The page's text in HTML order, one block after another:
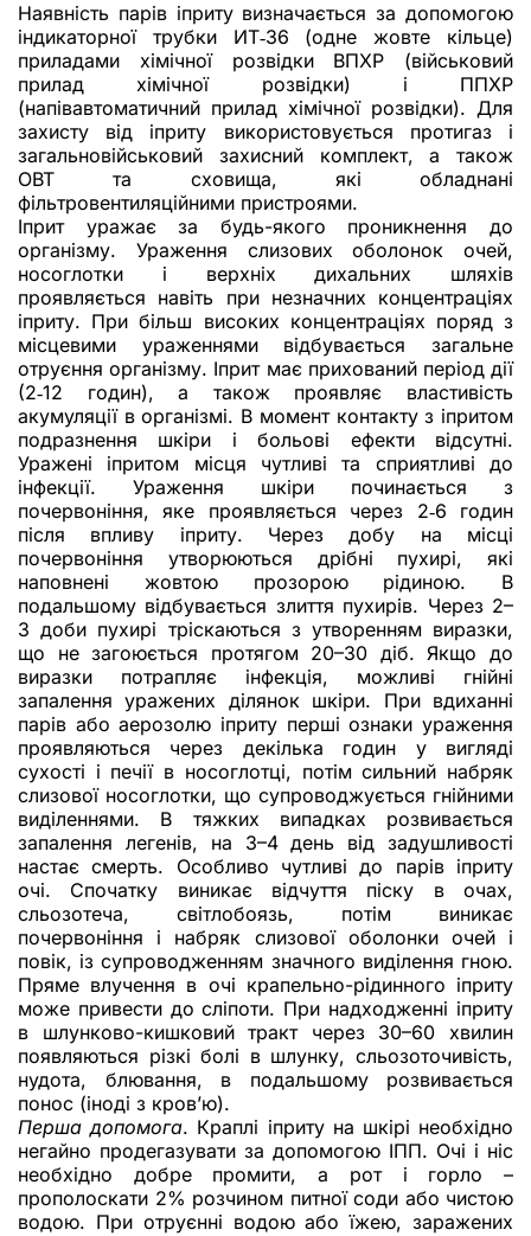
Наявність парів іприту визначається за допомогою
індикаторної трубки ИТ‑36 (одне жовте кільце)
приладами хімічної розвідки ВПХР (військовий
прилад хімічної розвідки) і ППХР
(напівавтоматичний прилад хімічної розвідки). Для
захисту від іприту використовується протигаз і
загальновійськовий захисний комплект, а також
ОВТ та сховища, які обладнані
фільтровентиляційними пристроями.
Іприт уражає за будь-якого проникнення до
організму. Ураження слизових оболонок очей,
носоглотки і верхніх дихальних шляхів
проявляється навіть при незначних концентраціях
іприту. При більш високих концентраціях поряд з
місцевими ураженнями відбувається загальне
отруєння організму. Іприт має прихований період дії
(2‑12 годин), а також проявляє властивість
акумуляції в організмі. В момент контакту з іпритом
подразнення шкіри і больові ефекти відсутні.
Уражені іпритом місця чутливі та сприятливі до
інфекції. Ураження шкіри починається з
почервоніння, яке проявляється через 2‑6 годин
після впливу іприту. Через добу на місці
почервоніння утворюються дрібні пухирі, які
наповнені жовтою прозорою рідиною. В
подальшому відбувається злиття пухирів. Через 2–
3 доби пухирі тріскаються з утворенням виразки,
що не загоюється протягом 20–30 діб. Якщо до
виразки потрапляє інфекція, можливі гнійні
запалення уражених ділянок шкіри. При вдиханні
парів або аерозолю іприту перші ознаки ураження
проявляються через декілька годин у вигляді
сухості і печії в носоглотці, потім сильний набряк
слизової носоглотки, що супроводжується гнійними
виділеннями. В тяжких випадках розвивається
запалення легенів, на 3–4 день від задушливості
настає смерть. Особливо чутливі до парів іприту
очі. Спочатку виникає відчуття піску в очах,
сльозотеча, світлобоязь, потім виникає
почервоніння і набряк слизової оболонки очей і
повік, із супроводженням значного виділення гною.
Пряме влучення в очі крапельно-рідинного іприту
може привести до сліпоти. При надходженні іприту
в шлунково-кишковий тракт через 30–60 хвилин
появляються різкі болі в шлунку, сльозоточивість,
нудота, блювання, в подальшому розвивається
понос (іноді з кров’ю).
Перша допомога. Краплі іприту на шкірі необхідно
негайно продегазувати за допомогою ІПП. Очі і ніс
необхідно добре промити, а рот і горло –
прополоскати 2% розчином питної соди або чистою
водою. При отруєнні водою або їжею, заражених